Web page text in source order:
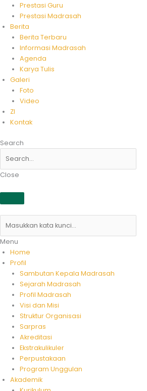
Prestasi Guru
Prestasi Madrasah
Berita
Berita Terbaru
Informasi Madrasah
Agenda
Karya Tulis
Galeri
Foto
Video
ZI
Kontak
Search
Close
Menu
Home
Profil
Sambutan Kepala Madrasah
Sejarah Madrasah
Profil Madrasah
Visi dan Misi
Struktur Organisasi
Sarpras
Akreditasi
Ekstrakulikuler
Perpustakaan
Program Unggulan
Akademik